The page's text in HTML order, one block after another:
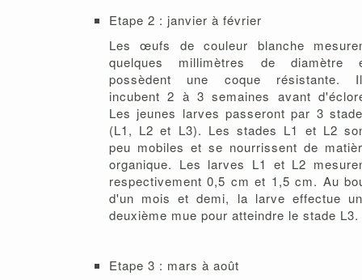
Etape 2 : janvier à février
Les œufs de couleur blanche
quelques millimètres de diamètre
possèdent une coque résistante.
incubent 2 à 3 semaines avant
Les jeunes larves passeront par 3
(L1, L2 et L3). Les stades L1 et L2
peu mobiles et se nourrissent de
organique. Les larves L1 et L2
respectivement 0,5 cm et 1,5 cm. Au
d'un mois et demi, la larve effectue
deuxième mue pour atteindre le stade L3.
Etape 3 : mars à août